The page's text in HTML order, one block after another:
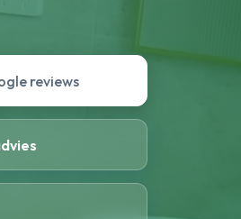
reviews